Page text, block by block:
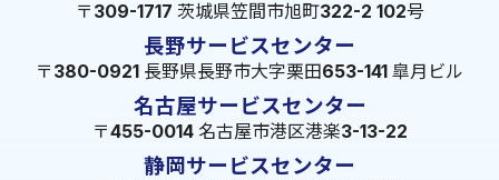
〒309-1717 茨城県笠間市旭町322-2 102号
長野サービスセンター
〒380-0921 長野県長野市大字栗田653-141 皐月ビル
名古屋サービスセンター
〒455-0014 名古屋市港区港楽3-13-22
静岡サービスセンター